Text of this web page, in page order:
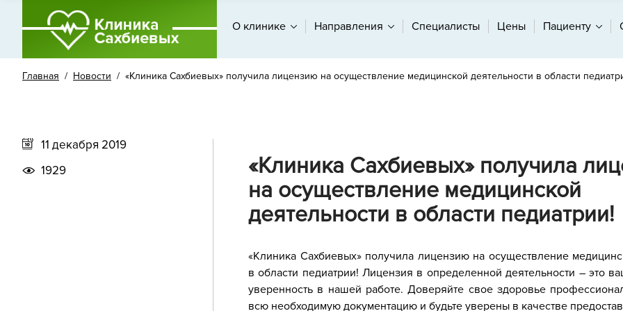
О клинике Направления Специалисты Цены Пациенту
Главная / Новости / «Клиника Сахбиевых» получила лицензию на осуществление медицинской деятельности в области
11 декабря 2019
1929
«Клиника Сахбиевых» получила
на осуществление медицинской
деятельности в области педиатрии!
«Клиника Сахбиевых» получила лицензию на осуществление
в области педиатрии! Лицензия в определенной деятельности – это
уверенность в нашей работе. Доверяйте свое здоровье
всю необходимую документацию и будьте уверены в качестве